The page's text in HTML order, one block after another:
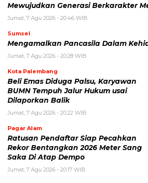
Mewujudkan Generasi Berkarakter
Jumat, 7 Agu 2026 - 20:46 WIB
Sumsel
Mengamalkan Pancasila Dalam
Jumat, 7 Agu 2026 - 20:28 WIB
Kota Palembang
Beli Emas Diduga Palsu, Karyawan
BUMN Tempuh Jalur Hukum usai
Dilaporkan Balik
Jumat, 7 Agu 2026 - 20:22 WIB
Pagar Alam
Ratusan Pendaftar Siap Pecahkan
Rekor Bentangkan 2026 Meter Sang
Saka Di Atap Dempo
Jumat, 7 Agu 2026 - 20:17 WIB